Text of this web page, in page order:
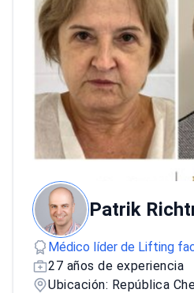
Patrik
Médico líder de Lifting
27 años de experiencia
Ubicación: República